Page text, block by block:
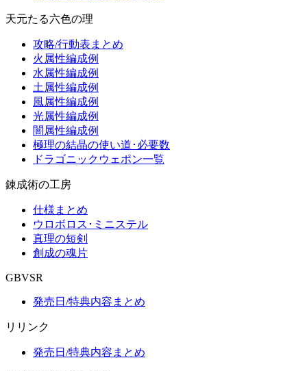
天元たる六色の理
攻略/行動表まとめ
火属性編成例
水属性編成例
土属性編成例
風属性編成例
光属性編成例
闇属性編成例
極理の結晶の使い道･必要数
ドラゴニックウェポン一覧
錬成術の工房
仕様まとめ
ウロボロス･ミニステル
真理の短剣
創成の魂片
GBVSR
発売日/特典内容まとめ
リリンク
発売日/特典内容まとめ